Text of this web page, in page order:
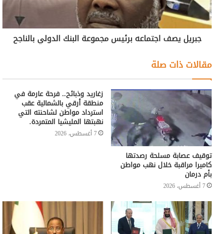
جبريل يصف اجتماعه برئيس مجموعة البنك الدولي بالناجح
مقالات ذات صلة
توقيف عصابة مسلحة رصدتها
كاميرا مراقبة خلال نهب مواطن
بأم درمان
7 أغسطس، 2026
زغاريد وذبائح.. فرحة عارمة في
منطقة أرقي بالشمالية عقب
استرداد مواطن لشاحنته التي
نهبتها المليشيا المتمردة.
7 أغسطس، 2026